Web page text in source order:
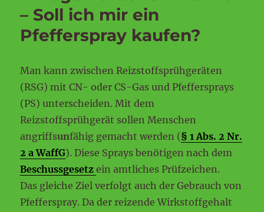
– Soll ich mir ein
Pfefferspray kaufen?
Man kann zwischen Reizstoffsprühgeräten
(RSG) mit CN- oder CS-Gas und Pfeffersprays
(PS) unterscheiden. Mit dem
Reizstoffsprühgerät sollen Menschen
angriffsunfähig gemacht werden (§ 1 Abs. 2 Nr.
2 a WaffG). Diese Sprays benötigen nach dem
Beschussgesetzein amtliches Prüfzeichen.
Das gleiche Ziel verfolgt auch der Gebrauch von
Pfefferspray. Da der reizende Wirkstoffgehalt